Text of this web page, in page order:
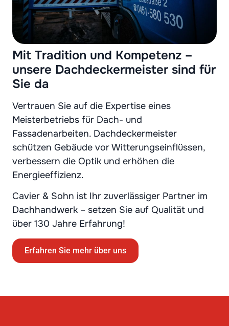
Mit Tradition und Kompetenz –
unsere Dachdeckermeister sind für
Sie da
Vertrauen Sie auf die Expertise eines
Meisterbetriebs für Dach- und
Fassadenarbeiten. Dachdeckermeister
schützen Gebäude vor Witterungseinflüssen,
verbessern die Optik und erhöhen die
Energieeffizienz.
Cavier & Sohn ist Ihr zuverlässiger Partner im
Dachhandwerk – setzen Sie auf Qualität und
über 130 Jahre Erfahrung!
Erfahren Sie mehr über uns